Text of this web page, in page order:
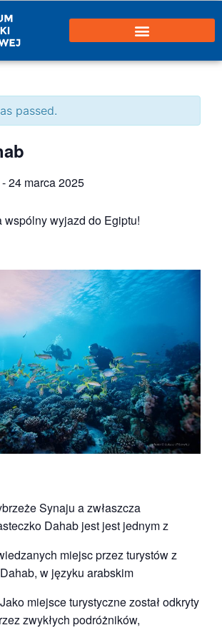
passed.
-24 marca 2025
wspólny wyjazd do Egiptu!
Synaju a zwłaszcza
Dahab jest jest jednym z
miejsc przez turystów z
w języku arabskim
miejsce turystyczne został odkryty
zwykłych podróżników,